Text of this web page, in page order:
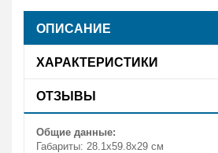
ОПИСАНИЕ
ХАРАКТЕРИСТИКИ
ОТЗЫВЫ
Общие данные:
Габариты: 28.1x59.8x29 см